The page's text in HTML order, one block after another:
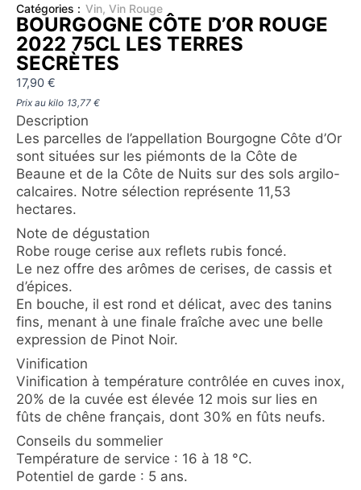
Catégories : Vin, Vin Rouge
BOURGOGNE CÔTE D’OR ROUGE
2022 75CL LES TERRES
SECRÈTES
17,90 €
Prix au kilo 13,77 €
Description
Les parcelles de l’appellation Bourgogne Côte d’Or
sont situées sur les piémonts de la Côte de
Beaune et de la Côte de Nuits sur des sols argilo-
calcaires. Notre sélection représente 11,53
hectares.
Note de dégustation
Robe rouge cerise aux reflets rubis foncé.
Le nez offre des arômes de cerises, de cassis et
d’épices.
En bouche, il est rond et délicat, avec des tanins
fins, menant à une finale fraîche avec une belle
expression de Pinot Noir.
Vinification
Vinification à température contrôlée en cuves inox,
20% de la cuvée est élevée 12 mois sur lies en
fûts de chêne français, dont 30% en fûts neufs.
Conseils du sommelier
Température de service : 16 à 18 °C.
Potentiel de garde : 5 ans.